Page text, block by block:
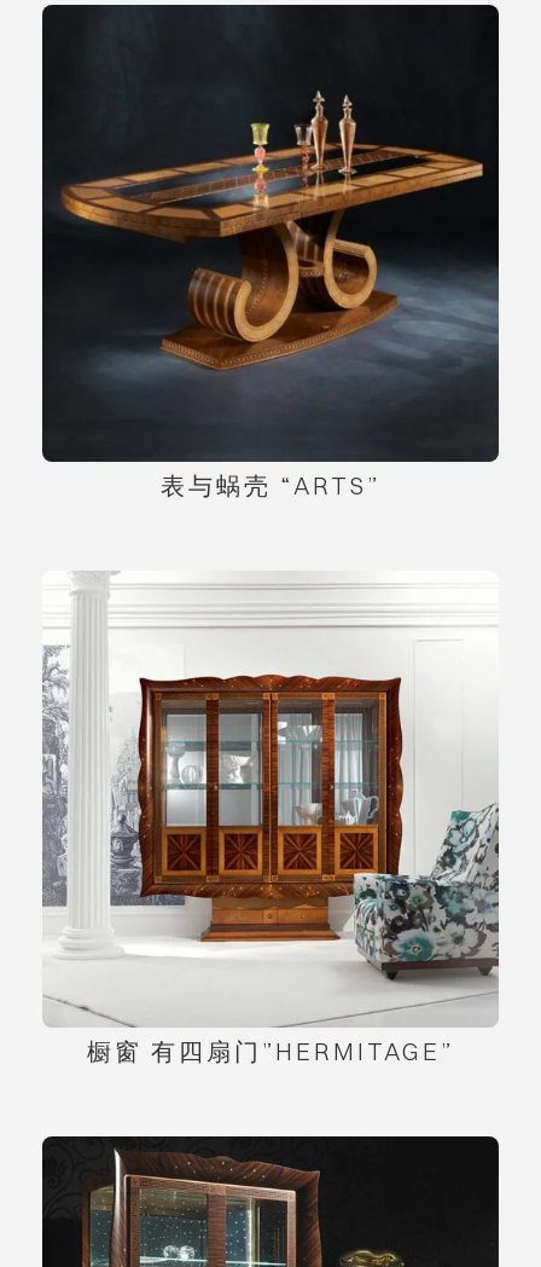
表与蜗壳 “ARTS”
橱窗 有四扇门”HERMITAGE”